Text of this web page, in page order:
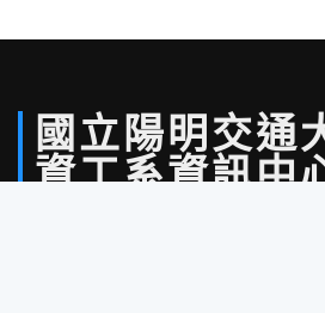
國立 陽明 交通
資工系資訊中